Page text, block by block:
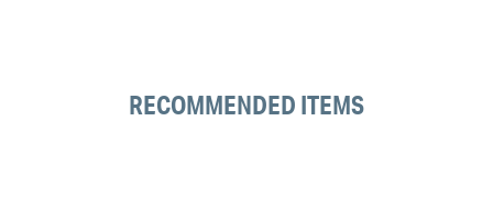
RECOMMENDED ITEMS